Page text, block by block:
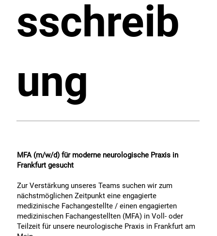
sschreib
ung
MFA (m/w/d) für moderne neurologische Praxis in
Frankfurt gesucht
Zur Verstärkung unseres Teams suchen wir zum
nächstmöglichen Zeitpunkt eine engagierte
medizinische Fachangestellte / einen engagierten
medizinischen Fachangestellten (MFA) in Voll- oder
Teilzeit für unsere neurologische Praxis in Frankfurt am